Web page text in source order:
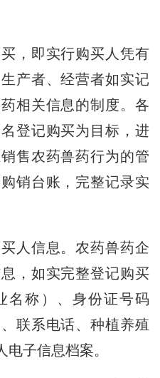
，即实行购买人凭有
产者、经营者如实记
相关信息的制度。各
登记购买为目标，进
售农药兽药行为的管
销台账，完整记录实
人信息。农药兽药企
，如实完整登记购买
名称）、身份证号码
联系电话、种植养殖
子信息档案。